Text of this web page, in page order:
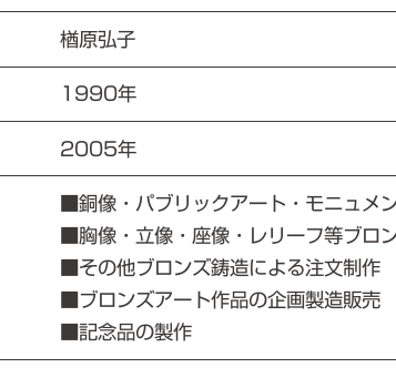
楢原弘子
1990年
2005年
■銅像・パブリックアート・モニュメ
■胸像・立像・座像・レリーフ等ブロ
■その他ブロンズ鋳造による注文制作
■ブロンズアート作品の企画製造販売
■記念品の製作